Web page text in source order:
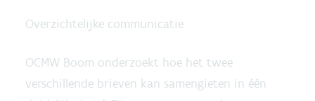
Overzichtelijke communicatie
OCMW Boom onderzoekt hoe het twee
verschillende brieven kan samengieten in één